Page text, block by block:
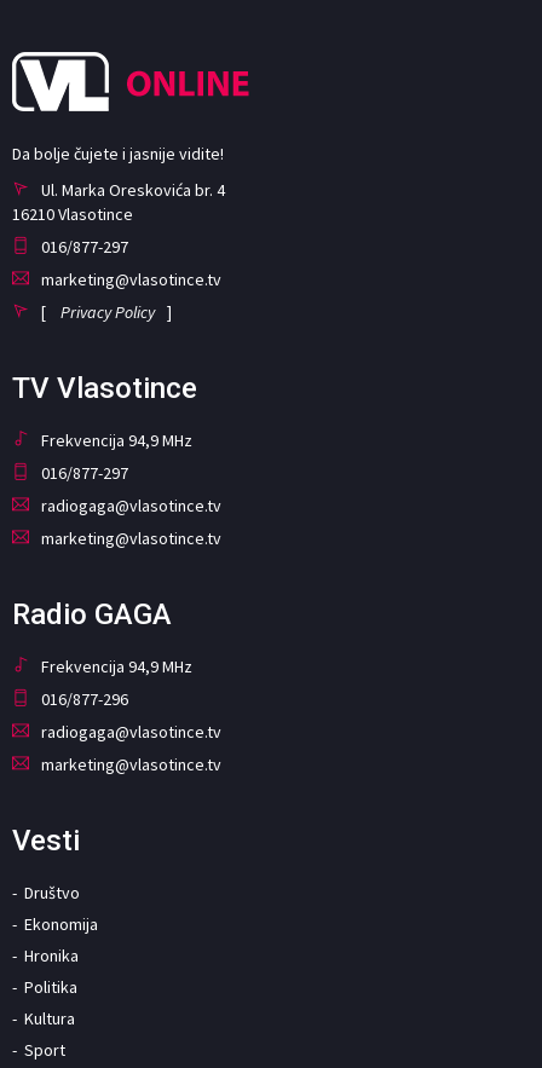
Da bolje čujete i jasnije vidite!
Ul. Marka Oreskovića br. 4
16210 Vlasotince
016/877-297
marketing@vlasotince.tv
[ Privacy Policy ]
TV Vlasotince
Frekvencija 94,9 MHz
016/877-297
radiogaga@vlasotince.tv
marketing@vlasotince.tv
Radio GAGA
Frekvencija 94,9 MHz
016/877-296
radiogaga@vlasotince.tv
marketing@vlasotince.tv
Vesti
Društvo
Ekonomija
Hronika
Politika
Kultura
Sport